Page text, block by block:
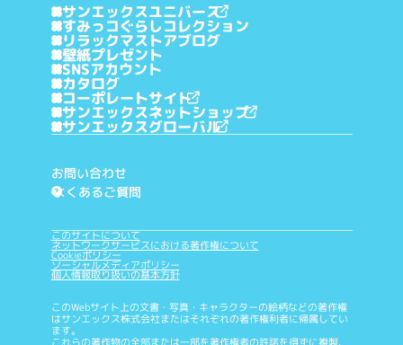
サンエックスユニバース
すみっコぐらしコレクション
リラックマストアブログ
壁紙プレゼント
SNSアカウント
カタログ
コーポレートサイト
サンエックスネットショップ
サンエックスグローバル
お問い合わせ
?
よくあるご質問
このサイトについて
ネットワークサービスにおける著作権について
Cookieポリシー
ソーシャルメディアポリシー
個人情報取り扱いの基本方針
このWebサイト上の文書・写真・キャラクターの絵柄などの著作権
はサンエックス株式会社またはそれぞれの著作権利者に帰属してい
ます。